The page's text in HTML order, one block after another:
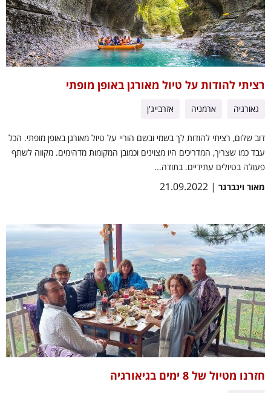
רציתי להודות על טיול מאורגן באופן מופתי
גאורגיה ארמניה אזרבייג'ן
דוב שלום, רציתי להודות לך בשמי ובשם הוריי על טיול מאורגן באופן מופתי. הכל
עבד כמו שצריך, המדריכים היו מצוינים וכמובן המקומות מדהימים. מקווה לשתף
פעולה בטיולים עתידיים. בתודה...
מאור וינברגר | 21.09.2022
חזרנו מטיול של 8 ימים בגיאורגיה